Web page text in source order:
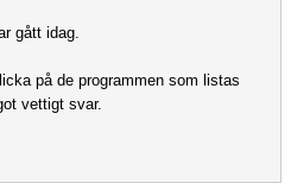
gått idag.
på de programmen som listas
vettigt svar.